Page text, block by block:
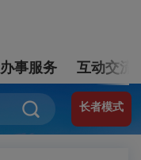
办事服务 互动交流
长者模式